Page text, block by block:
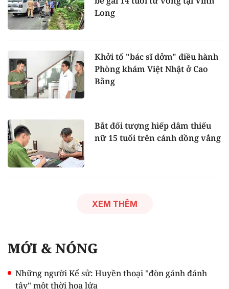
Long
Khởi tố "bác sĩ dởm" điều hành
Phòng khám Việt Nhật ở Cao
Bằng
Bắt đối tượng hiếp dâm thiếu
nữ 15 tuổi trên cánh đồng vắng
XEM THÊM
MỚI & NÓNG
Những người Kể sử: Huyền thoại "đòn gánh đánh
tây" một thời hoa lửa